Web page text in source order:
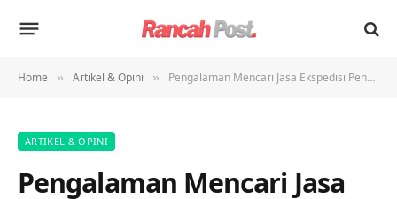
Home » Artikel & Opini » Pengalaman Mencari Jasa Ekspedisi Pengiriman Barang ke Indonesia Timur, Maluku dan Papua Terpercaya!
ARTIKEL & OPINI
Pengalaman Mencari Jasa